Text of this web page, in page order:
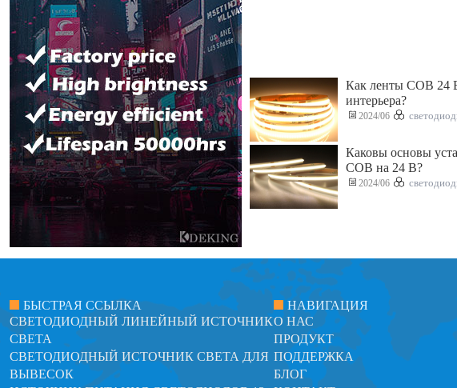
Как ленты COB 24
интерьера?
2024/06
Каковы основы
COB на 24 В?
2024/06
БЫСТРАЯ ССЫЛКА
СВЕТОДИОДНЫЙ ЛИНЕЙНЫЙ ИСТОЧНИК
СВЕТА
СВЕТОДИОДНЫЙ ИСТОЧНИК СВЕТА ДЛЯ
ВЫВЕСОК
НАВИГАЦИЯ
О НАС
ПРОДУКТ
ПОДДЕРЖКА
БЛОГ